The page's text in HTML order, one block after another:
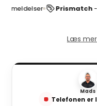
Prismatch- Vi
Læs
Mads
Telefonen er